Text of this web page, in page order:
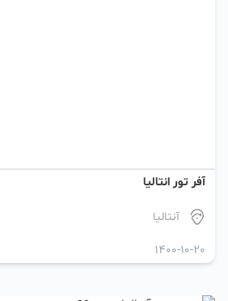
آفر تور انتالیا
آنتالیا
1400-10-20